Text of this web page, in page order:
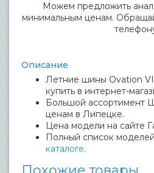
Можем предложить
минимальным ценам.
Описание
Летние шины Ovation VI-
купить в интернет-
Большой ассортимент
ценам в Липецке.
Цена модели на сайте
Полный список
каталоге.